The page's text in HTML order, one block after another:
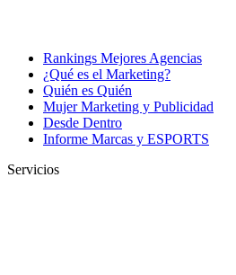
Rankings Mejores Agencias
¿Qué es el Marketing?
Quién es Quién
Mujer Marketing y Publicidad
Desde Dentro
Informe Marcas y ESPORTS
Servicios